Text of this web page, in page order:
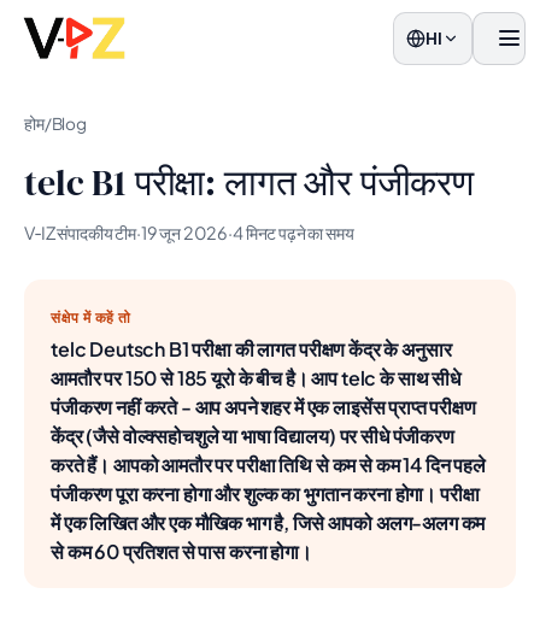
HI मेनू
होम/Blog
telc B1 परीक्षा: लागत और पंजीकरण
V‑IZ संपादकीय टीम·19 जून 2026·4 मिनट पढ़ने का समय
संक्षेप में कहें तो
telc Deutsch B1 परीक्षा की लागत परीक्षण केंद्र के अनुसार
आमतौर पर 150 से 185 यूरो के बीच है। आप telc के साथ सीधे
पंजीकरण नहीं करते - आप अपने शहर में एक लाइसेंस प्राप्त परीक्षण
केंद्र (जैसे वोल्क्सहोचशुले या भाषा विद्यालय) पर सीधे पंजीकरण
करते हैं। आपको आमतौर पर परीक्षा तिथि से कम से कम 14 दिन पहले
पंजीकरण पूरा करना होगा और शुल्क का भुगतान करना होगा। परीक्षा
में एक लिखित और एक मौखिक भाग है, जिसे आपको अलग-अलग कम
से कम 60 प्रतिशत से पास करना होगा।